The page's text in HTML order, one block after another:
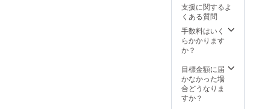
支援に関するよ
くある質問
手数料はいく
らかかります
か？
目標金額に届
かなかった場
合どうなりま
すか？